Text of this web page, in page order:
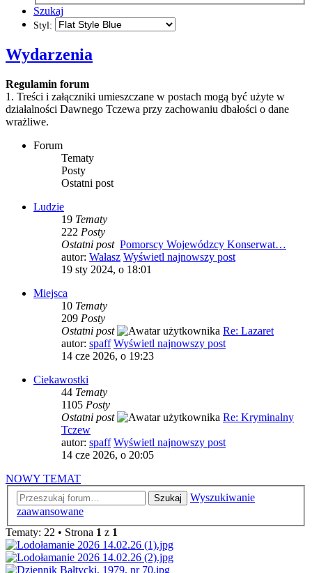
Szukaj
Styl:
Wydarzenia
Regulamin forum
1. Treści i załączniki umieszczane w postach mogą być użyte w
działalności Dawnego Tczewa przy zachowaniu dbałości o dane
wrażliwe.
Forum
Tematy
Posty
Ostatni post
Ludzie
19 Tematy
222 Posty
Ostatni post Pomorscy Wojewódzcy Konserwat…
autor: Wałasz Wyświetl najnowszy post
19 sty 2024, o 18:01
Miejsca
10 Tematy
209 Posty
Ostatni post
Re: Lazaret
autor: spaff Wyświetl najnowszy post
14 cze 2026, o 19:23
Ciekawostki
44 Tematy
1105 Posty
Ostatni post
Re: Kryminalny
Tczew
autor: spaff Wyświetl najnowszy post
14 cze 2026, o 20:05
NOWY TEMAT
Szukaj
Wyszukiwanie
zaawansowane
Tematy: 22 • Strona 1 z 1